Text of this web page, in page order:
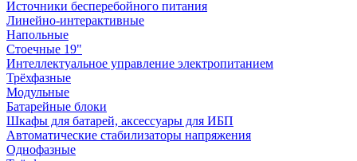
Источники бесперебойного питания
Линейно-интерактивные
Напольные
Стоечные 19"
Интеллектуальное управление электропитанием
Трёхфазные
Модульные
Батарейные блоки
Шкафы для батарей, аксессуары для ИБП
Автоматические стабилизаторы напряжения
Однофазные